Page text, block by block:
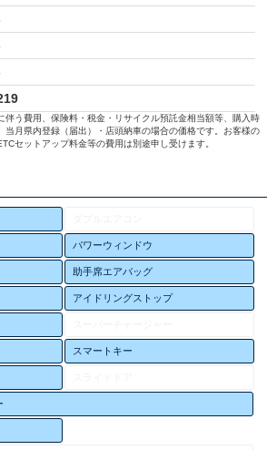
う費用、保険料・税金・リサイクル預託金相当額等、購入時
当月県内登録（届出）・店頭納車の場合の価格です。お客様の
セットアップ料金等の費用は別途申し受けます。
パワーウィンドウ
助手席エアバッグ
アイドリングストップ
スマートキー